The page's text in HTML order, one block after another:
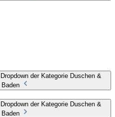
der Kategorie Duschen &
Baden
der Kategorie Duschen &
Baden